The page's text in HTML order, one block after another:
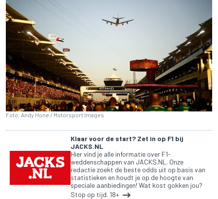
Foto: Andy Hone / Motorsport Images
Klaar voor de start? Zet in op F1 bij
JACKS.NL
Hier vind je alle informatie over F1-
weddenschappen van JACKS.NL. Onze
redactie zoekt de beste odds uit op basis van
statistieken en houdt je op de hoogte van
speciale aanbiedingen! Wat kost gokken jou?
Stop op tijd. 18+